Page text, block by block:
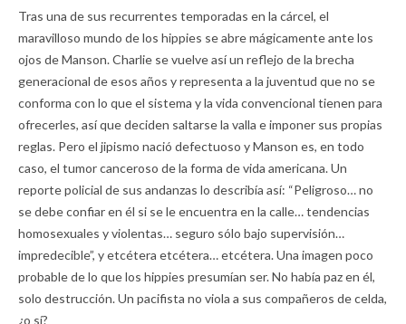
Tras una de sus recurrentes temporadas en la cárcel, el
maravilloso mundo de los hippies se abre mágicamente ante los
ojos de Manson. Charlie se vuelve así un reflejo de la brecha
generacional de esos años y representa a la juventud que no se
conforma con lo que el sistema y la vida convencional tienen para
ofrecerles, así que deciden saltarse la valla e imponer sus propias
reglas. Pero el jipismo nació defectuoso y Manson es, en todo
caso, el tumor canceroso de la forma de vida americana. Un
reporte policial de sus andanzas lo describía así: “Peligroso… no
se debe confiar en él si se le encuentra en la calle… tendencias
homosexuales y violentas… seguro sólo bajo supervisión…
impredecible”, y etcétera etcétera… etcétera. Una imagen poco
probable de lo que los hippies presumían ser. No había paz en él,
solo destrucción. Un pacifista no viola a sus compañeros de celda,
¿o sí?